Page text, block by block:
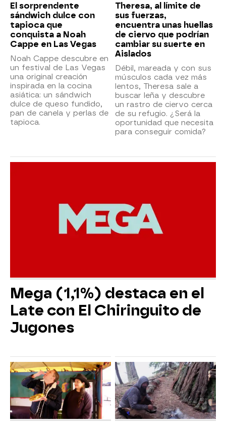
El sorprendente
sándwich dulce con
tapioca que
conquista a Noah
Cappe en Las Vegas
Noah Cappe descubre en
un festival de Las Vegas
una original creación
inspirada en la cocina
asiática: un sándwich
dulce de queso fundido,
pan de canela y perlas de
tapioca.
Theresa, al límite de
sus fuerzas,
encuentra unas huellas
de ciervo que podrían
cambiar su suerte en
Aislados
Débil, mareada y con sus
músculos cada vez más
lentos, Theresa sale a
buscar leña y descubre
un rastro de ciervo cerca
de su refugio. ¿Será la
oportunidad que necesita
para conseguir comida?
Mega (1,1%) destaca en el
Late con El Chiringuito de
Jugones